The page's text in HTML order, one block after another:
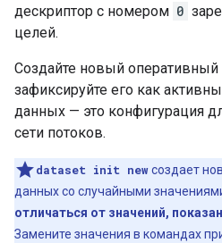
дескриптор с номером 0
целей.
Создайте новый
зафиксируйте его как
данных — это конфигурация
сети потоков.
dataset init newсоздает
данных со случайными
отличаться от значений,
Замените значения в командах